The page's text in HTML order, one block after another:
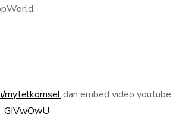
mytelkomseldan embed video youtube